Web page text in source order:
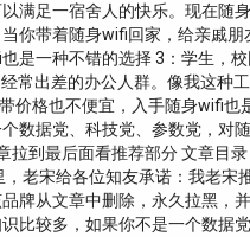
满足一宿舍人的快乐。现在
你带着随身wifi回家，给亲戚
是一种不错的选择 3：学生
常出差的办公人群。像我这
价格也不便宜，入手随身wifi
数据党、科技党、参数党，
到最后面看推荐部分 文章目
老宋给各位知友承诺：我老
牌从文章中删除，永久拉黑
比较多，如果你不是一个数